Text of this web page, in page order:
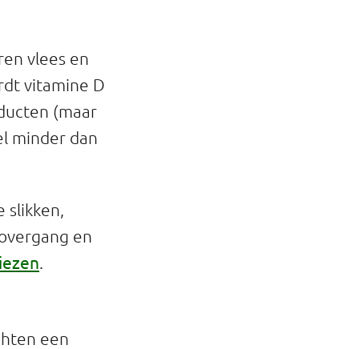
vlees en
vitamine D
(maar
minder dan
slikken,
en
.
een